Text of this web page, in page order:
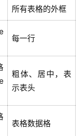
所有表格的外框
每一行
粗体、居中，表
示表头
表格数据格